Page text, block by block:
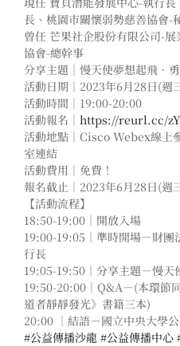
長、桃園市關懷弱勢慈善協會-
曾任 芒果社企股份有限公司-
協會-總幹事
分享主題｜慢天使夢想起飛．
活動日期｜2023年6月28日(週
活動時間｜19:00-20:00
活動報名｜ https://reurl.cc/
活動地點｜Cisco Webex線上
室連結
活動費用｜免費！
報名截止｜2023年6月28日(週
【活動流程】
18:50-19:00｜開放入場
19:00-19:05｜準時開場－財
行長
19:05-19:50｜分享主題－慢天
19:50-20:00｜Q&A－(本環節
道者靜靜發光》書籍三本)
20:00 ｜結語－國立中央大學
#公益傳播沙龍 #公益傳播中心